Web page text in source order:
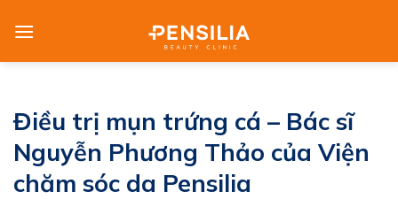
Điều trị mụn trứng cá – Bác sĩ
Nguyễn Phương Thảo của Viện
chăm sóc da Pensilia